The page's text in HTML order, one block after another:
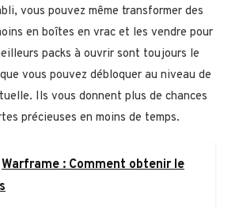
vous pouvez même transformer des
en boîtes en vrac et les vendre pour
packs à ouvrir sont toujours le
vous pouvez débloquer au niveau de
Ils vous donnent plus de chances
précieuses en moins de temps.
Warframe : Comment obtenir le